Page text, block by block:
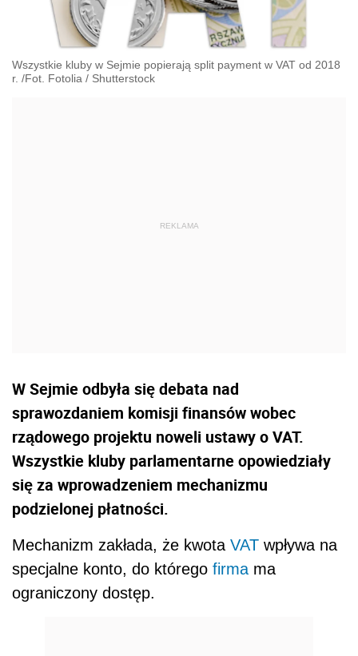
Wszystkie kluby w Sejmie popierają split payment w VAT od 2018
r. /Fot. Fotolia / Shutterstock
W Sejmie odbyła się debata nad
sprawozdaniem komisji finansów wobec
rządowego projektu noweli ustawy o VAT.
Wszystkie kluby parlamentarne opowiedziały
się za wprowadzeniem mechanizmu
podzielonej płatności.
Mechanizm zakłada, że kwota VAT wpływa na
specjalne konto, do którego firma ma
ograniczony dostęp.